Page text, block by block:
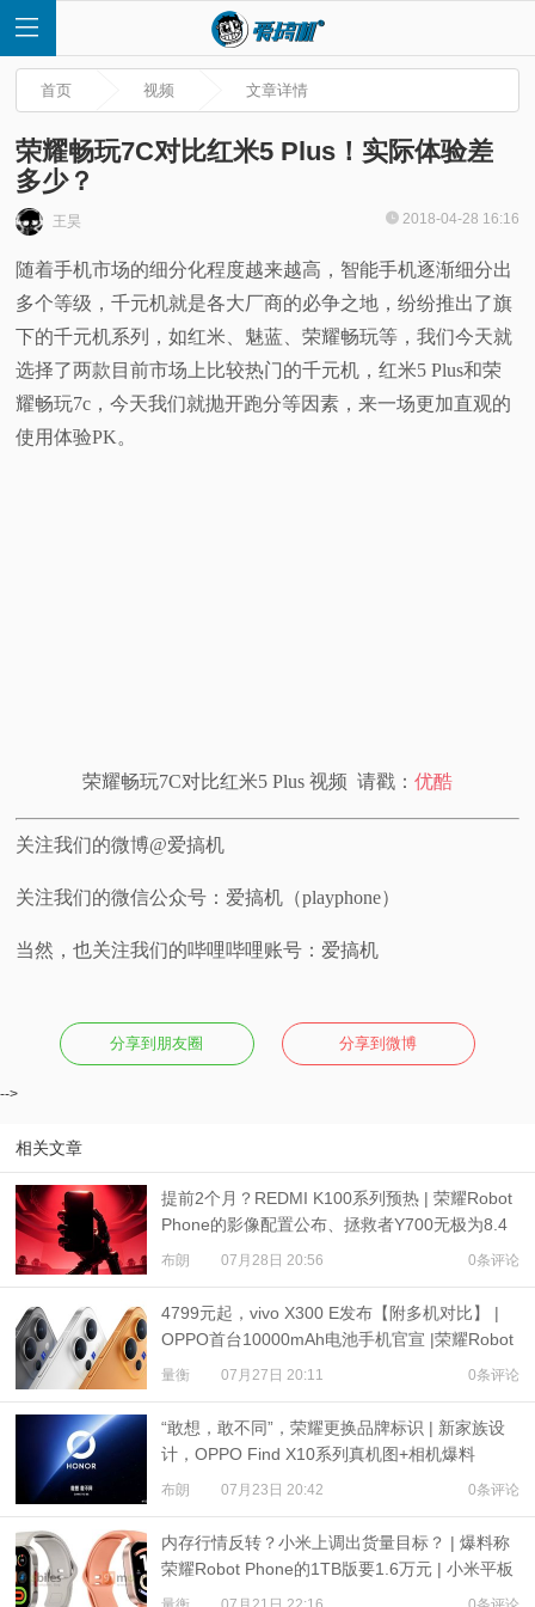
首
页
快
讯
首页 视频 文章详情
荣耀畅玩7C对比红米5 Plus！实际体验差
多少？
王昊 2018-04-28 16:16
随着手机市场的细分化程度越来越高，智能手机逐渐细分出
多个等级，千元机就是各大厂商的必争之地，纷纷推出了旗
下的千元机系列，如红米、魅蓝、荣耀畅玩等，我们今天就
选择了两款目前市场上比较热门的千元机，红米5 Plus和荣
耀畅玩7c，今天我们就抛开跑分等因素，来一场更加直观的
使用体验PK。
荣耀畅玩7C对比红米5 Plus 视频 请戳： 优酷
关注我们的微博@爱搞机
关注我们的微信公众号：爱搞机（playphone）
当然，也关注我们的哔哩哔哩账号：爱搞机
分享到朋友圈 分享到微博
-->
相关文章
提前2个月？REDMI K100系列预热 | 荣耀Robot
Phone的影像配置公布、拯救者Y700无极为8.4
英寸屏
布朗 07月28日 20:56 0条评论
4799元起，vivo X300 E发布【附多机对比】 |
OPPO首台10000mAh电池手机官宣 |荣耀Robot
Phone定档
量衡 07月27日 20:11 0条评论
“敢想，敢不同”，荣耀更换品牌标识 | 新家族设
计，OPPO Find X10系列真机图+相机爆料
布朗 07月23日 20:42 0条评论
内存行情反转？小米上调出货量目标？ | 爆料称
荣耀Robot Phone的1TB版要1.6万元 | 小米平板
9、REDMI Watch 6现身